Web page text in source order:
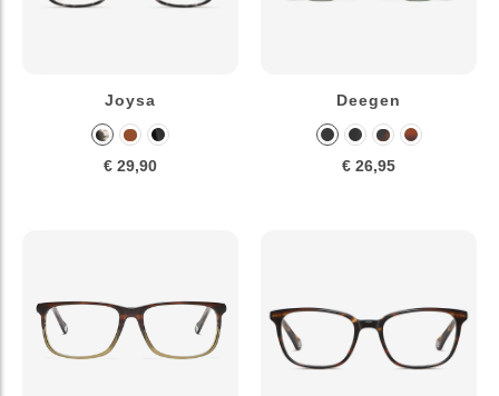
Joysa
€ 29,90
Deegen
€ 26,95